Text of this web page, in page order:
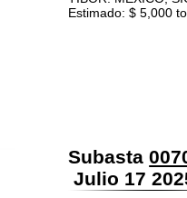
Estimado: $ 5,000
Subasta
Julio 17